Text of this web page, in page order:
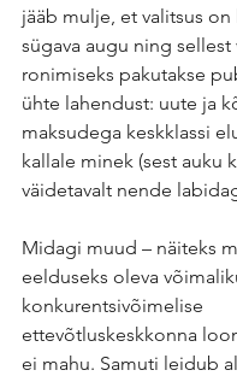
jääb mulje, et valitsus on
sügava augu ning sellest
ronimiseks pakutakse
ühte lahendust: uute ja
maksudega keskklassi
kallale minek (sest auku
väidetavalt nende
Midagi muud – näiteks
eelduseks oleva
konkurentsivõimelise
ettevõtluskeskkonna
ei mahu. Samuti leidub